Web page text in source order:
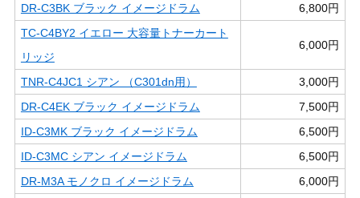
DR-C3BK ブラック イメージドラム
6,800円
TC-C4BY2 イエロー 大容量トナーカート
リッジ
6,000円
TNR-C4JC1 シアン （C301dn用）
3,000円
DR-C4EK ブラック イメージドラム
7,500円
ID-C3MK ブラック イメージドラム
6,500円
ID-C3MC シアン イメージドラム
6,500円
DR-M3A モノクロ イメージドラム
6,000円